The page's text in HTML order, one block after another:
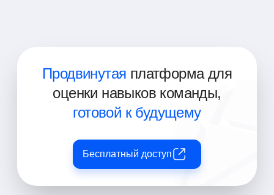
Продвинутая платформа для
оценки навыков команды,
готовой к будущему
Бесплатный доступ